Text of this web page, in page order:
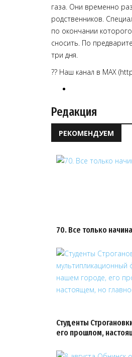
газа. Они временно
родственников.
по окончании
сносить. По
три дня.
?? Наш канал в МАХ
Редакция
РЕКОМЕНДУЕМ
70. Все только
Студенты
его прошлом,